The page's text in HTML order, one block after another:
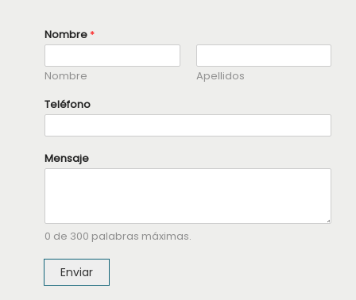
M
e
s
a
e
T
l
é
f
o
m
b
Nombre *
Nombre
Apellidos
Teléfono
Mensaje
0 de 300 palabras máximas.
Enviar